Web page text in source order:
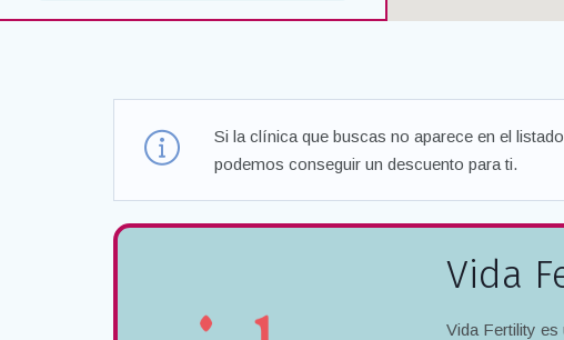
Si la clínica que buscas no aparece en el
podemos conseguir un descuento para ti.
Vida
Vida Fertility es